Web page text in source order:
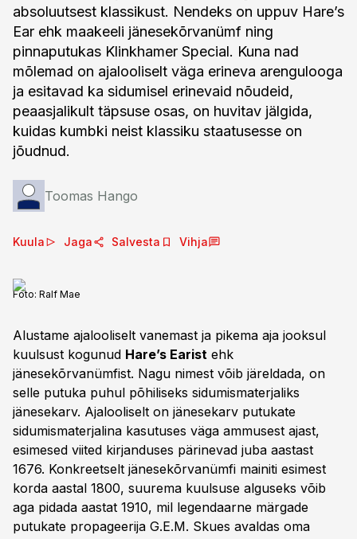
absoluutsest klassikust. Nendeks on uppuv Hare’s
Ear ehk maakeeli jänesekõrvanümf ning
pinnaputukas Klinkhamer Special. Kuna nad
mõlemad on ajalooliselt väga erineva arengulooga
ja esitavad ka sidumisel erinevaid nõudeid,
peaasjalikult täpsuse osas, on huvitav jälgida,
kuidas kumbki neist klassiku staatusesse on
jõudnud.
Toomas Hango
Kuula Jaga Salvesta Vihja
Foto: Ralf Mae
Alustame ajalooliselt vanemast ja pikema aja jooksul
kuulsust kogunud Hare’s Earist ehk
jänesekõrvanümfist. Nagu nimest võib järeldada, on
selle putuka puhul põhiliseks sidumismaterjaliks
jänesekarv. Ajalooliselt on jänesekarv putukate
sidumismaterjalina kasutuses väga ammusest ajast,
esimesed viited kirjanduses pärinevad juba aastast
1676. Konkreetselt jänesekõrvanümfi mainiti esimest
korda aastal 1800, suurema kuulsuse alguseks võib
aga pidada aastat 1910, mil legendaarne märgade
putukate propageerija G.E.M. Skues avaldas oma